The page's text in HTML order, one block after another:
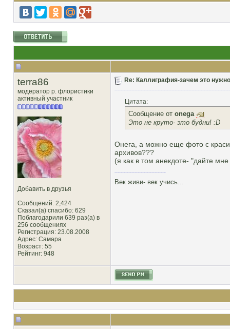
terra86
модератор р. флористики
активный участник
Добавить в друзья
Сообщений: 2,424
Сказал(а) спасибо: 629
Поблагодарили 639 раз(а) в
256 сообщениях
Регистрация: 23.08.2008
Адрес: Самара
Возраст: 55
Рейтинг: 948
Re: Каллиграфия-зачем это
Цитата:
Сообщение от onega
Это не круто- это будни! :D
Онега, а можно еще фото с
архивов???
(я как в том анекдоте- "дайте
Век живи- век учись...